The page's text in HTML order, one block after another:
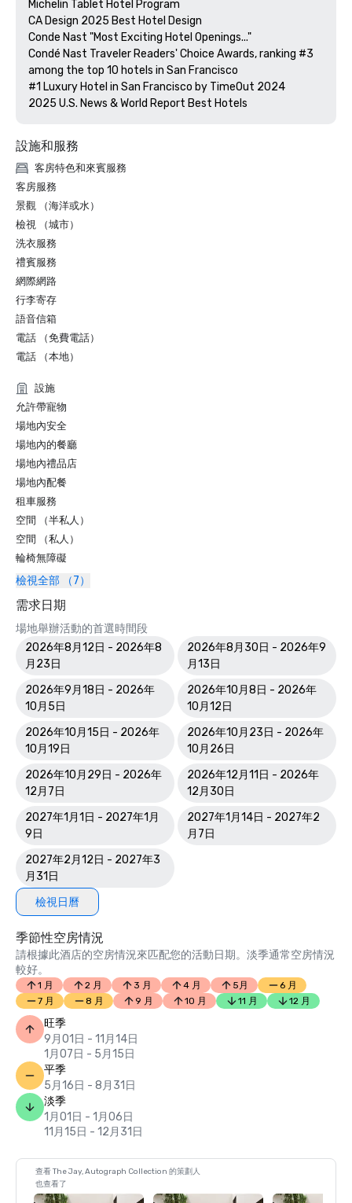
Michelin Tablet Hotel Program
CA Design 2025 Best Hotel Design
Conde Nast "Most Exciting Hotel Openings..."
Condé Nast Traveler Readers' Choice Awards, ranking #3
among the top 10 hotels in San Francisco
#1 Luxury Hotel in San Francisco by TimeOut 2024
設施和服務
客房特色和來賓服務
客房服務
景觀 （海洋或水）
檢視 （城市）
洗衣服務
禮賓服務
網際網路
行李寄存
語音信箱
電話 （免費電話）
電話 （本地）
設施
允許帶寵物
場地內安全
場地內的餐廳
場地內禮品店
場地內配餐
租車服務
空間 （半私人）
空間 （私人）
輪椅無障礙
檢視全部 （7）
需求日期
場地舉辦活動的首選時間段
2026年8月12日 - 2026年8
月23日
2026年8月30日 - 2026年9
月13日
2026年9月18日 - 2026年
10月5日
2026年10月8日 - 2026年
10月12日
2026年10月15日 - 2026年
10月19日
2026年10月23日 - 2026年
10月26日
2026年10月29日 - 2026年
12月7日
2026年12月11日 - 2026年
12月30日
2027年1月1日 - 2027年1月
9日
2027年1月14日 - 2027年2
月7日
2027年2月12日 - 2027年3
月31日
檢視日曆
季節性空房情況
請根據此酒店的空房情況來匹配您的活動日期。淡季通常空房情況
較好。
1 月 2 月 3 月 4 月 5月
6 月
7 月
8 月 9 月 10 月 11 月 12 月
旺季
9月01日 - 11月14日
1月07日 - 5月15日
平季
5月16日 - 8月31日
淡季
1月01日 - 1月06日
11月15日 - 12月31日
查看 The Jay, Autograph Collection 的策劃人
也查看了